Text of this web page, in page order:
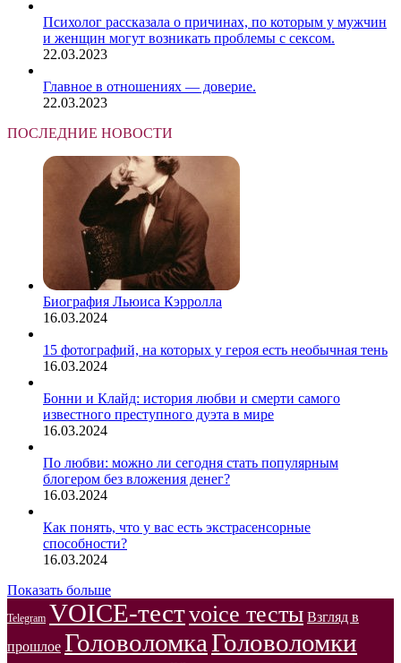
Психолог рассказала о причинах, по которым у мужчин
и женщин могут возникать проблемы с сексом.
22.03.2023
Главное в отношениях — доверие.
22.03.2023
ПОСЛЕДНИЕ НОВОСТИ
Биография Льюиса Кэрролла
16.03.2024
15 фотографий, на которых у героя есть необычная тень
16.03.2024
Бонни и Клайд: история любви и смерти самого
известного преступного дуэта в мире
16.03.2024
По любви: можно ли сегодня стать популярным
блогером без вложения денег?
16.03.2024
Как понять, что у вас есть экстрасенсорные
способности?
16.03.2024
Показать больше
Telegram VOICE-тестvoice тесты Взгляд в
прошлое ГоловоломкаГоловоломки